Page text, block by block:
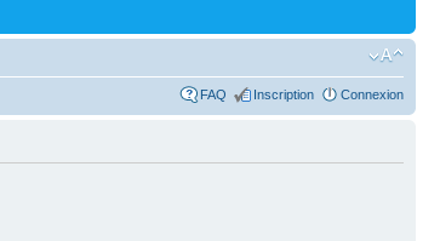
FAQ Inscription Connexion